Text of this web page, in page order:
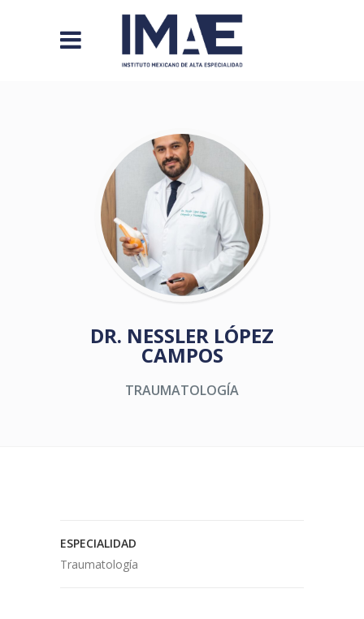
DR. NESSLER LÓPEZ
CAMPOS
TRAUMATOLOGÍA
ESPECIALIDAD
Traumatología